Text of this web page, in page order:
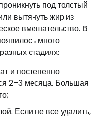
под толстый
вытянуть жир из
вмешательство. В
много
стадиях:
и постепенно
2–3 месяца. Большая
Если не все удалить,